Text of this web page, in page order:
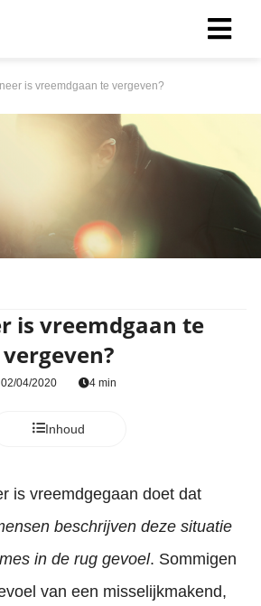
is vreemdgaan te vergeven?
is vreemdgaan te
vergeven?
02/04/2020 4 min
Inhoud
is vreemdgegaan doet dat
beschrijven deze situatie
in de rug gevoel. Sommigen
van een misselijkmakend,